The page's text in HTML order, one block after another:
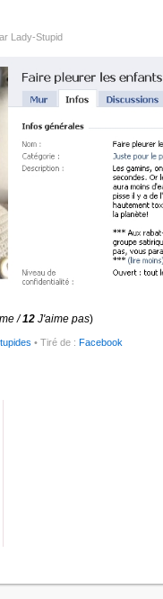
Lady-Stupid
/12 J'aime pas)
• Tiré de : Facebook